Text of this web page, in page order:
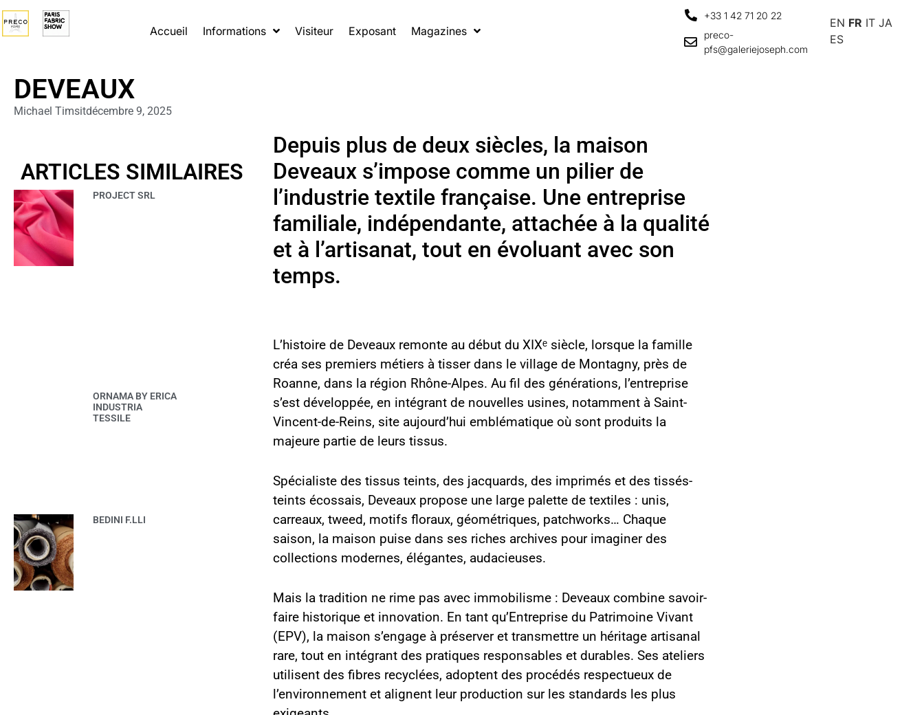
Accueil Informations Visiteur Exposant Magazines
+33 1 42 71 20 22
preco-
pfs@galeriejoseph.com
EN FR IT JA
ES
DEVEAUX
Michael Timsitdécembre 9, 2025
ARTICLES SIMILAIRES
PROJECT SRL
ORNAMA BY ERICA
INDUSTRIA
TESSILE
BEDINI F.LLI
Depuis plus de deux siècles, la maison
Deveaux s’impose comme un pilier de
l’industrie textile française. Une entreprise
familiale, indépendante, attachée à la qualité
et à l’artisanat, tout en évoluant avec son
temps.
L’histoire de Deveaux remonte au début du XIXᵉ siècle, lorsque la famille
créa ses premiers métiers à tisser dans le village de Montagny, près de
Roanne, dans la région Rhône-Alpes. Au fil des générations, l’entreprise
s’est développée, en intégrant de nouvelles usines, notamment à Saint-
Vincent-de-Reins, site aujourd’hui emblématique où sont produits la
majeure partie de leurs tissus.
Spécialiste des tissus teints, des jacquards, des imprimés et des tissés-
teints écossais, Deveaux propose une large palette de textiles : unis,
carreaux, tweed, motifs floraux, géométriques, patchworks… Chaque
saison, la maison puise dans ses riches archives pour imaginer des
collections modernes, élégantes, audacieuses.
Mais la tradition ne rime pas avec immobilisme : Deveaux combine savoir-
faire historique et innovation. En tant qu’Entreprise du Patrimoine Vivant
(EPV), la maison s’engage à préserver et transmettre un héritage artisanal
rare, tout en intégrant des pratiques responsables et durables. Ses ateliers
utilisent des fibres recyclées, adoptent des procédés respectueux de
l’environnement et alignent leur production sur les standards les plus